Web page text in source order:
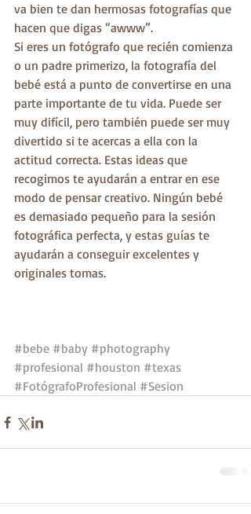
va bien te dan hermosas fotografías que
hacen que digas “awww”.
Si eres un fotógrafo que recién comienza
o un padre primerizo, la fotografía del
bebé está a punto de convertirse en una
parte importante de tu vida. Puede ser
muy difícil, pero también puede ser muy
divertido si te acercas a ella con la
actitud correcta. Estas ideas que
recogimos te ayudarán a entrar en ese
modo de pensar creativo. Ningún bebé
es demasiado pequeño para la sesión
fotográfica perfecta, y estas guías te
ayudarán a conseguir excelentes y
originales tomas.
#bebe #baby #photography
#profesional #houston #texas
#FotógrafoProfesional #Sesion